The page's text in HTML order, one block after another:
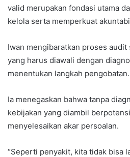
valid merupakan fondasi utama
kelola serta memperkuat
Iwan mengibaratkan proses
yang harus diawali dengan
menentukan langkah pengobatan.
Ia menegaskan bahwa tanpa
kebijakan yang diambil
menyelesaikan akar persoalan.
“Seperti penyakit, kita tidak bisa